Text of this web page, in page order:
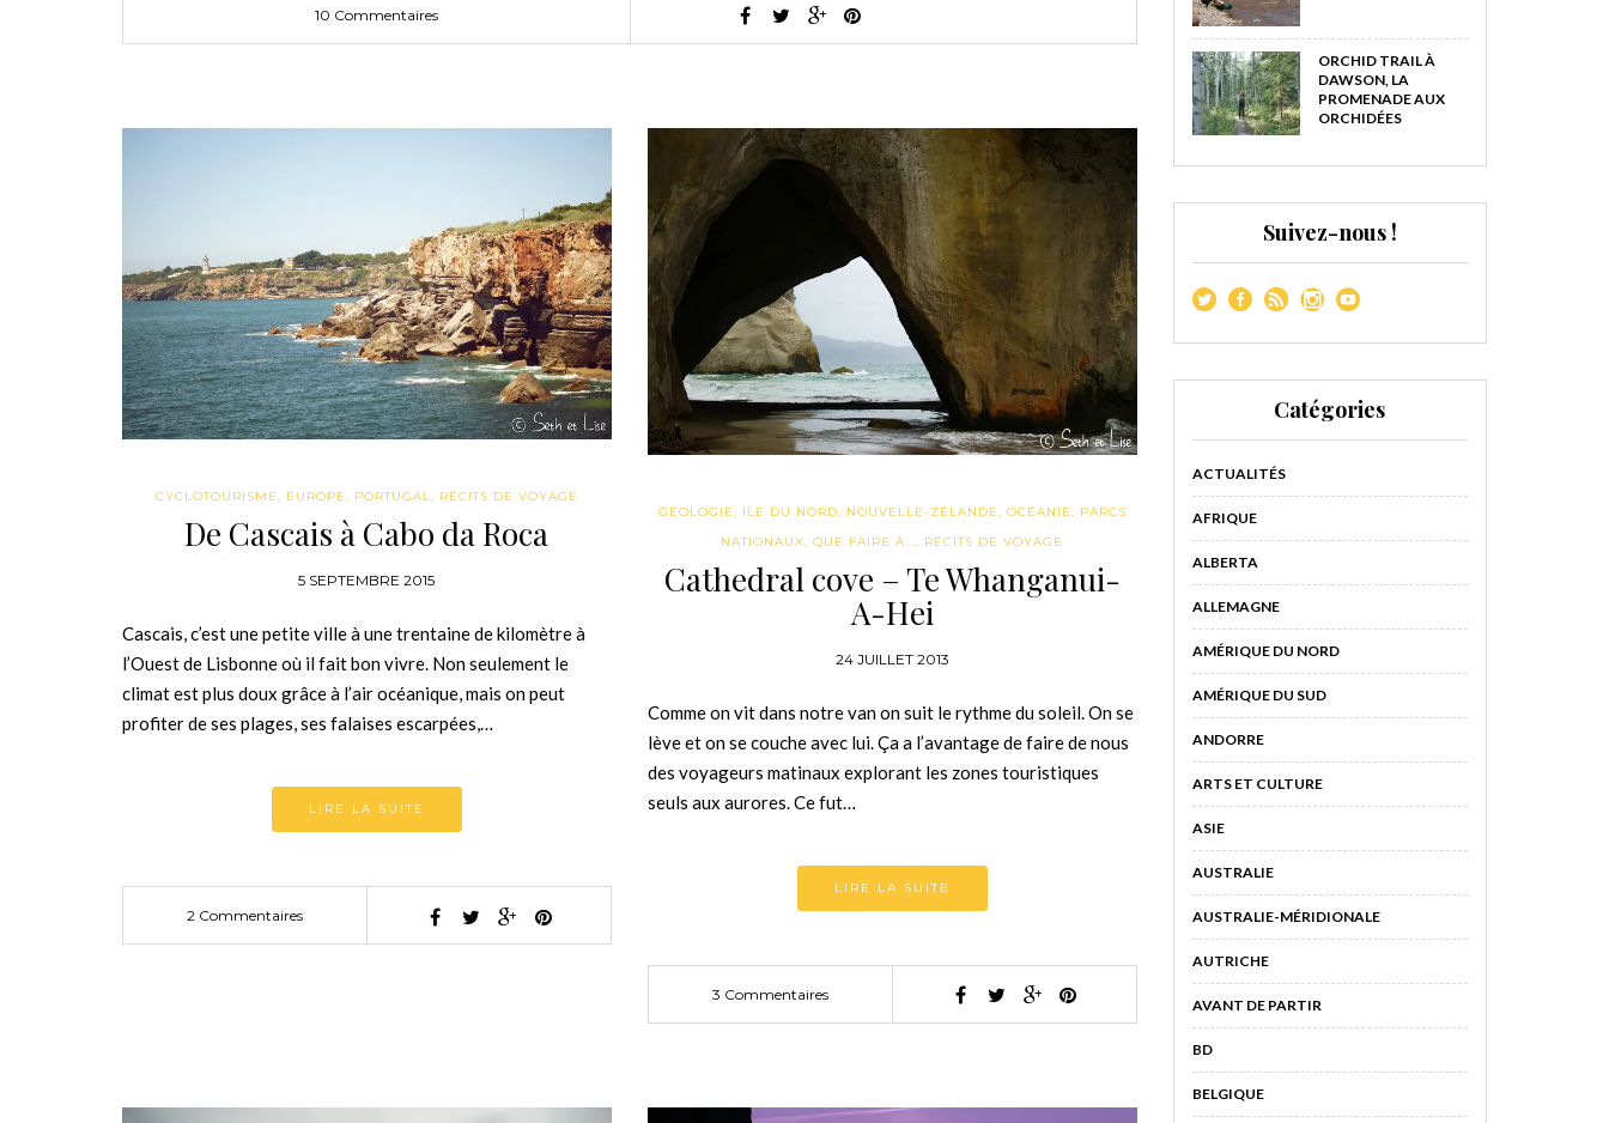
10 Commentaires
CYCLOTOURISME, EUROPE, PORTUGAL, RÉCITS DE VOYAGE
De Cascais à Cabo da Roca
5 SEPTEMBRE 2015
Cascais, c’est une petite ville à une trentaine de kilomètre à
l’Ouest de Lisbonne où il fait bon vivre. Non seulement le
climat est plus doux grâce à l’air océanique, mais on peut
profiter de ses plages, ses falaises escarpées,…
LIRE LA SUITE
2 Commentaires
GÉOLOGIE, ILE DU NORD, NOUVELLE-ZÉLANDE, OCÉANIE, PARCS
NATIONAUX,QUE FAIRE À..., RÉCITS DE VOYAGE
Cathedral cove – Te Whanganui-
A-Hei
24 JUILLET 2013
Comme on vit dans notre van on suit le rythme du soleil. On se
lève et on se couche avec lui. Ça a l’avantage de faire de nous
des voyageurs matinaux explorant les zones touristiques
seuls aux aurores. Ce fut…
LIRE LA SUITE
3 Commentaires
ORCHID TRAIL À
DAWSON, LA
PROMENADE AUX
ORCHIDÉES
Suivez-nous !
Catégories
ACTUALITÉS
AFRIQUE
ALBERTA
ALLEMAGNE
AMÉRIQUE DU NORD
AMÉRIQUE DU SUD
ANDORRE
ARTS ET CULTURE
ASIE
AUSTRALIE
AUSTRALIE-MÉRIDIONALE
AUTRICHE
AVANT DE PARTIR
BD
BELGIQUE